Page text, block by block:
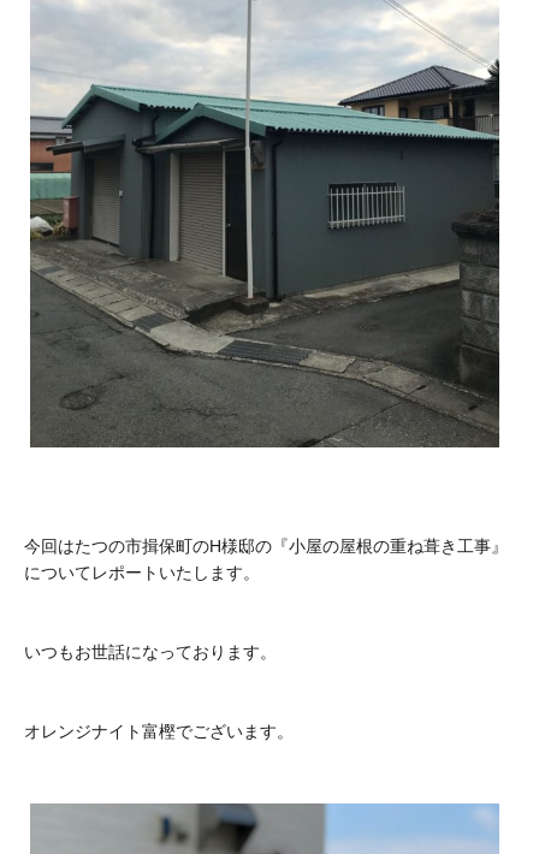
今回はたつの市揖保町のH様邸の『小屋の屋根の重ね葺き工事』
についてレポートいたします。
いつもお世話になっております。
オレンジナイト富樫でございます。